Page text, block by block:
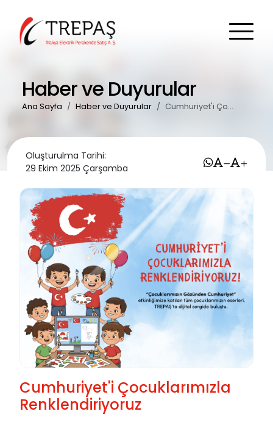
Haber ve Duyurular
Ana Sayfa Haber ve Duyurular Cumhuriyet'i Çocuklarımızla Renklendiriyoruz
Oluşturulma Tarihi:
29 Ekim 2025 Çarşamba
Cumhuriyet'i Çocuklarımızla
Renklendiriyoruz